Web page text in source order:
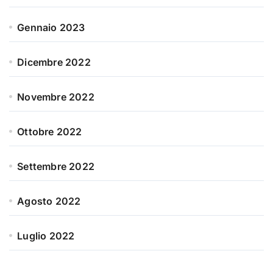
Gennaio 2023
Dicembre 2022
Novembre 2022
Ottobre 2022
Settembre 2022
Agosto 2022
Luglio 2022